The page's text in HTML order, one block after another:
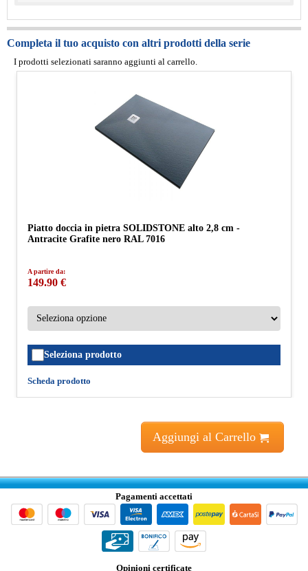
Completa il tuo acquisto con altri prodotti della serie
I prodotti selezionati saranno aggiunti al carrello.
Piatto doccia in pietra SOLIDSTONE alto 2,8 cm -
Antracite Grafite nero RAL 7016
A partire da:
149.90 €
Seleziona prodotto
Scheda prodotto
Aggiungi al Carrello
Pagamenti accettati
Opinioni certificate